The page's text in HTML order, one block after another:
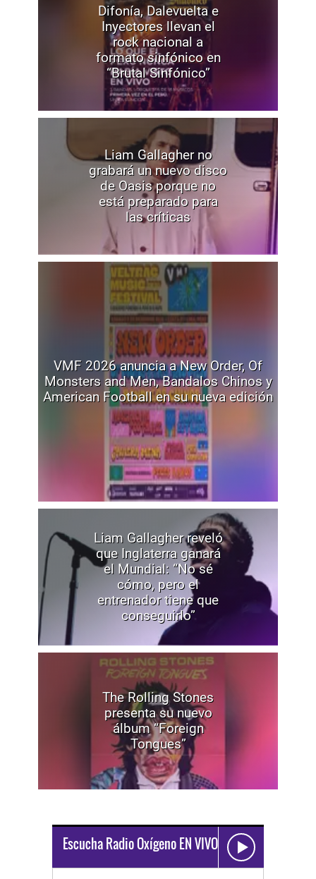
Difonía, Dalevuelta e
Inyectores llevan el
rock nacional a
formato sinfónico en
“Brutal Sinfónico”
Liam Gallagher no
grabará un nuevo disco
de Oasis porque no
está preparado para
las críticas
VMF 2026 anuncia a New Order, Of
Monsters and Men, Bandalos Chinos y
American Football en su nueva edición
Liam Gallagher reveló
que Inglaterra ganará
el Mundial: “No sé
cómo, pero el
entrenador tiene que
conseguirlo”
The Rolling Stones
presenta su nuevo
álbum “Foreign
Tongues”
Escucha Radio Oxígeno EN VIVO